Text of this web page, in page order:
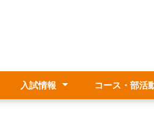
入試情報 コース・部活